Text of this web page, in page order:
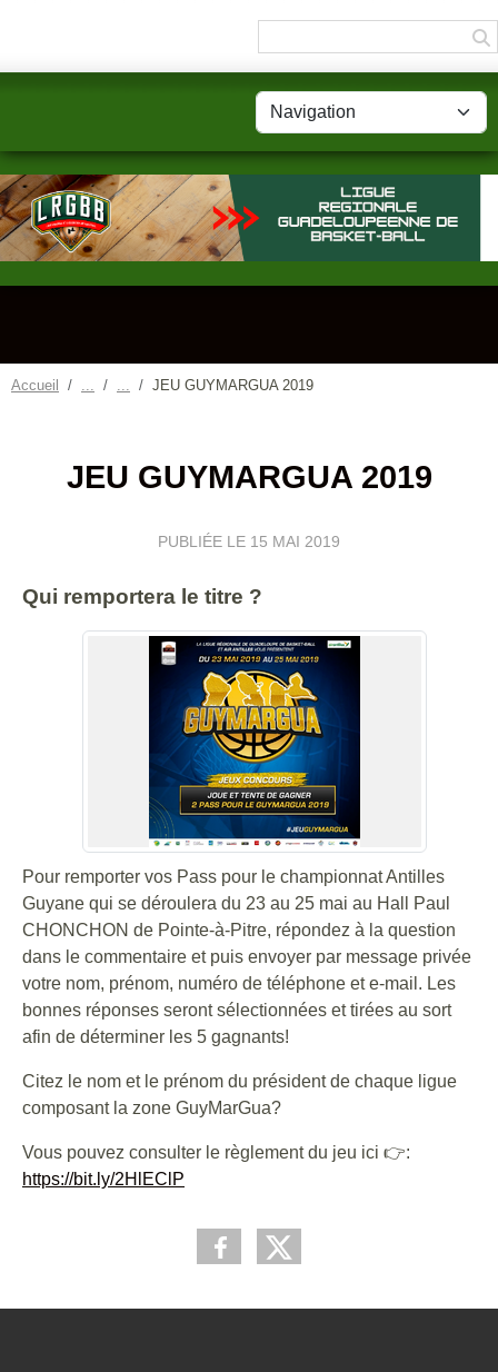
Accueil JEU GUYMARGUA 2019
JEU GUYMARGUA 2019
PUBLIÉE LE 15 MAI 2019
Qui remportera le titre ?
Pour remporter vos Pass pour le championnat Antilles
Guyane qui se déroulera du 23 au 25 mai au Hall Paul
CHONCHON de Pointe-à-Pitre, répondez à la question
dans le commentaire et puis envoyer par message privée
votre nom, prénom, numéro de téléphone et e-mail. Les
bonnes réponses seront sélectionnées et tirées au sort
afin de déterminer les 5 gagnants!
Citez le nom et le prénom du président de chaque ligue
composant la zone GuyMarGua?
Vous pouvez consulter le règlement du jeu ici 👉:
https://bit.ly/2HlEClP